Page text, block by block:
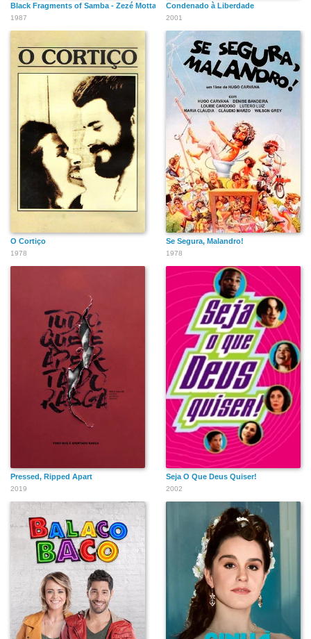
Black Fragments of Samba - Zezé Motta, The Enchanted Woman
1987
Condenado à Liberdade
2001
O Cortiço
1978
Se Segura, Malandro!
1978
Pressed, Ripped Apart
2019
Seja O Que Deus Quiser!
2002